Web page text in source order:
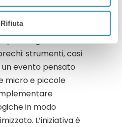
Rifiuta
dalle 16:30 alle
dal titolo
strumenti, casi
un evento pensato
micro e piccole
in modo
L’iniziativa è